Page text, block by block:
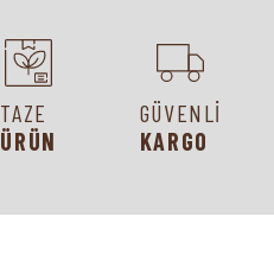
TAZE
ÜRÜN
GÜVENLİ
KARGO